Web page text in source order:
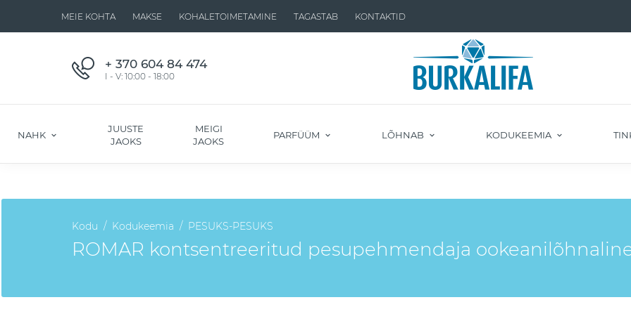
MEIE KOHTA MAKSE KOHALETOIMETAMINE TAGASTAB KONTAKTID
+ 370 604 84 474
I - V: 10:00 - 18:00
NAHK
JUUSTE
JAOKS
MEIGI
JAOKS
PARFÜÜM LÕHNAB KODUKEEMIA
Kodu Kodukeemia PESUKS-PESUKS
ROMAR kontsentreeritud pesupehmendaja